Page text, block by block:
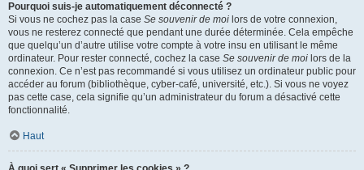
Pourquoi suis-je automatiquement déconnecté ?
Si vous ne cochez pas la case Se souvenir de moi lors de votre connexion,
vous ne resterez connecté que pendant une durée déterminée. Cela empêche
que quelqu’un d’autre utilise votre compte à votre insu en utilisant le même
ordinateur. Pour rester connecté, cochez la case Se souvenir de moi lors de la
connexion. Ce n’est pas recommandé si vous utilisez un ordinateur public pour
accéder au forum (bibliothèque, cyber-café, université, etc.). Si vous ne voyez
pas cette case, cela signifie qu’un administrateur du forum a désactivé cette
fonctionnalité.
Haut